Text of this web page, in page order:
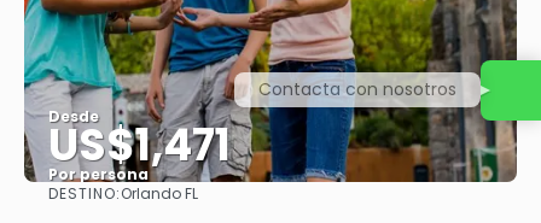
Desde
US$1,471
Por persona
DESTINO:Orlando FL
Contacta con nosotros